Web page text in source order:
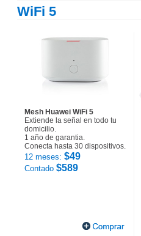
WiFi 5
Mesh Huawei WiFi 5
Extiende la señal en todo tu
domicilio.
1 año de garantia.
Conecta hasta 30 dispositivos.
12 meses: $49
Contado $589